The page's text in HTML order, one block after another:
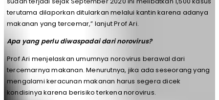
terutama dilaporkan ditularkan melalui kantin karena adanya
makanan yang tercemar,” lanjut Prof Ari.
Apa yang perlu diwaspadai dari norovirus?
Prof Ari menjelaskan umumnya norovirus berawal dari
tercemarnya makanan. Menurutnya, jika ada seseorang yang
mengalami keracunan makanan harus segera dicek
kondisinya karena berisiko terkena norovirus.